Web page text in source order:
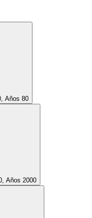
Años 80
Años 2000